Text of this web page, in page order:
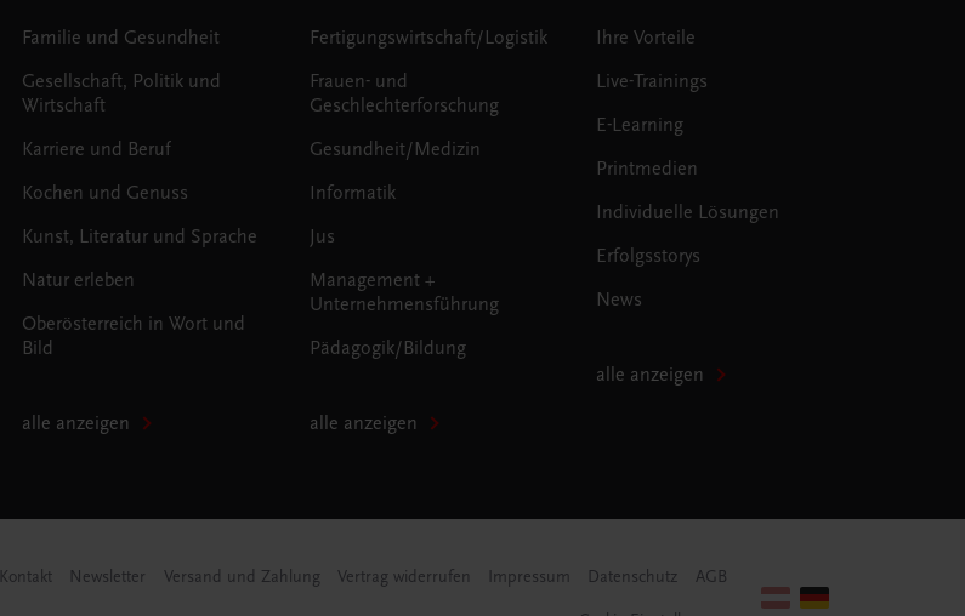
Familie und Gesundheit
Gesellschaft, Politik und
Wirtschaft
Karriere und Beruf
Kochen und Genuss
Kunst, Literatur und Sprache
Natur erleben
Oberösterreich in Wort und
Bild
alle anzeigen
Fertigungswirtschaft/Logistik
Frauen- und
Geschlechterforschung
Gesundheit/Medizin
Informatik
Jus
Management +
Unternehmensführung
Pädagogik/Bildung
alle anzeigen
Ihre Vorteile
Live-Trainings
E-Learning
Printmedien
Individuelle Lösungen
Erfolgsstorys
News
alle anzeigen
Kontakt Newsletter Versand und Zahlung Vertrag widerrufen Impressum Datenschutz AGB